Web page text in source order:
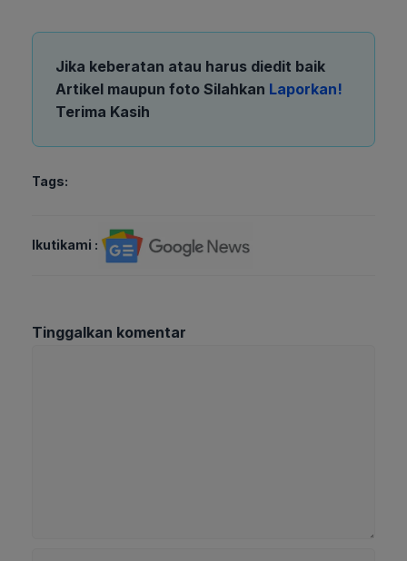
Jika keberatan atau harus diedit baik
Artikel maupun foto Silahkan Laporkan!
Terima Kasih
Tags:
Ikutikami :
Tinggalkan komentar